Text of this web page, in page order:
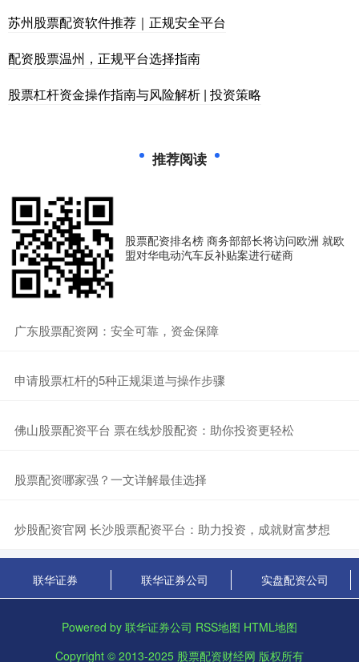
苏州股票配资软件推荐｜正规安全平台
配资股票温州，正规平台选择指南
股票杠杆资金操作指南与风险解析 | 投资策略
推荐阅读
股票配资排名榜 商务部部长将访问欧洲 就欧
盟对华电动汽车反补贴案进行磋商
​广东股票配资网：安全可靠，资金保障
​申请股票杠杆的5种正规渠道与操作步骤
​佛山股票配资平台 票在线炒股配资：助你投资更轻松
​股票配资哪家强？一文详解最佳选择
​炒股配资官网 长沙股票配资平台：助力投资，成就财富梦想
联华证券 联华证券公司 实盘配资公司
Powered by 联华证券公司 RSS地图 HTML地图
Copyright © 2013-2025 股票配资财经网 版权所有